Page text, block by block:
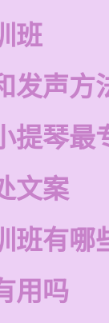
班
发声方
提琴最
文案
班有哪
用吗